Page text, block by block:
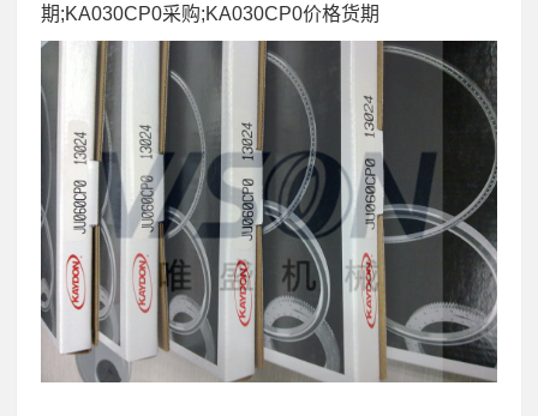
期;KA030CP0采购;KA030CP0价格货期